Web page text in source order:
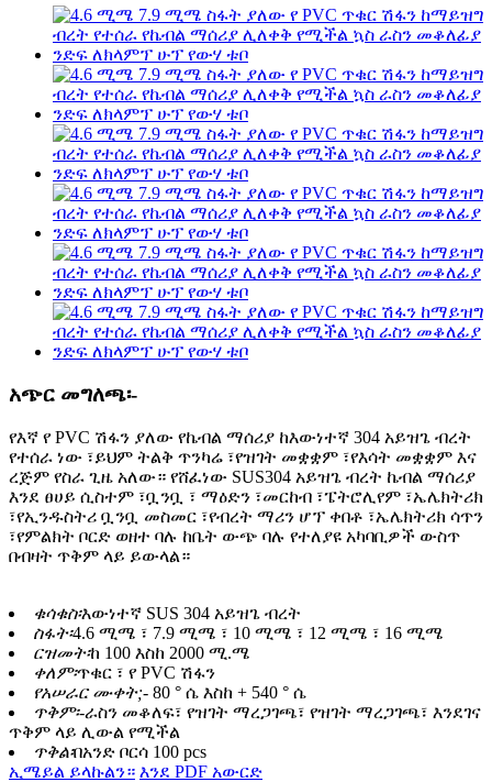
አጭር መግለጫ፡-
የእኛ የ PVC ሽፋን ያለው የኬብል ማሰሪያ ከእውነተኛ 304 አይዝጌ ብረት
የተሰራ ነው ፣ይህም ትልቅ ጥንካሬ ፣የዝገት መቋቋም ፣የእሳት መቋቋም እና
ረጅም የስራ ጊዜ አለው። የሸፈነው SUS304 አይዝጌ ብረት ኬብል ማሰሪያ
እንደ ፀሀይ ሲስተም ፣ቧንቧ ፣ ማዕድን ፣መርከብ ፣ፔትሮሊየም ፣ኤሌክትሪክ
፣የኢንዱስትሪ ቧንቧ መስመር ፣የብረት ማሪን ሆፕ ቀበቶ ፣ኤሌክትሪክ ሳጥን
፣የምልክት ቦርድ ወዘተ ባሉ ከቤት ውጭ ባሉ የተለያዩ አካባቢዎች ውስጥ
በብዛት ጥቅም ላይ ይውላል።
ቁሳቁስ፡እውነተኛ SUS 304 አይዝጌ ብረት
ስፋት፡4.6 ሚሜ ፣ 7.9 ሚሜ ፣ 10 ሚሜ ፣ 12 ሚሜ ፣ 16 ሚሜ
ርዝመት፡ከ 100 እስከ 2000 ሚ.ሜ
ቀለም፡ጥቁር ፣ የ PVC ሽፋን
የአሠራር ሙቀት;- 80 ° ሴ እስከ + 540 ° ሴ
ጥቅም፡-ራስን መቆለፍ፣ የዝገት ማረጋገጫ፣ የዝገት ማረጋገጫ፣ እንደገና
ጥቅም ላይ ሊውል የሚችል
ጥቅል፡በአንድ ቦርሳ 100 pcs
ኢሜይል ይላኩልን። እንደ PDF አውርድ